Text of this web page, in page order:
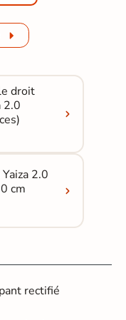
droit
2.0
2.0
cm
rectifié